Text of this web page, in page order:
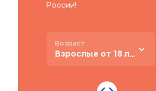
России!
Возраст
Взрослые от 18 лет